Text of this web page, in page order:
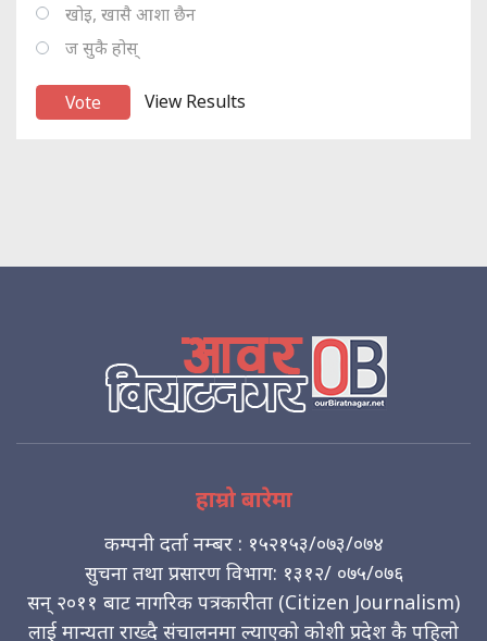
खोइ, खासै आशा छैन
ज सुकै होस्
View Results
हाम्रो बारेमा
कम्पनी दर्ता नम्बर : १५२१५३/०७३/०७४
सुचना तथा प्रसारण विभाग: १३१२/ ०७५/०७६
सन् २०११ बाट नागरिक पत्रकारीता (Citizen Journalism)
लाई मान्यता राख्दै संचालनमा ल्याएको कोशी प्रदेश कै पहिलो